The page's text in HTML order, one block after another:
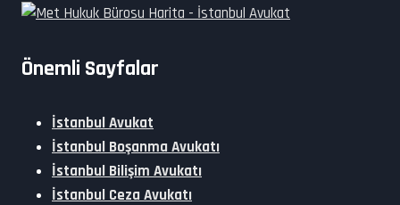
Önemli Sayfalar
İstanbul Avukat
İstanbul Boşanma Avukatı
İstanbul Bilişim Avukatı
İstanbul Ceza Avukatı